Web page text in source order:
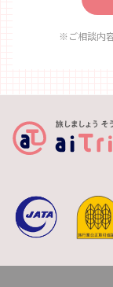
https://
インショップ：
※ご相談内